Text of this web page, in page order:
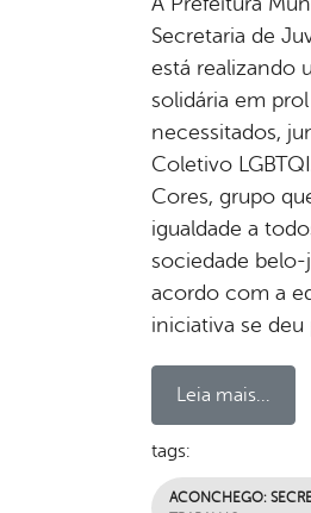
Secretaria de
está realizando
solidária em
necessitados,
Coletivo
Cores, grupo
igualdade a
sociedade belo-
acordo com a
iniciativa se deu
Leia mais...
tags:
ACONCHEGO: